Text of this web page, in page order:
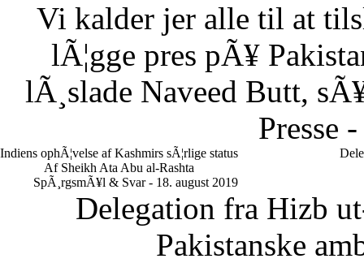
Vi kalder jer alle til at
lÃ¦gge pres pÃ¥
lÃ¸slade Naveed Butt,
Presse
Indiens ophÃ¦velse af Kashmirs sÃ¦rlige status
Af Sheikh Ata Abu al-Rashta
SpÃ¸rgsmÃ¥l & Svar - 18. august 2019
Delegation fra Hizb
Pakistanske